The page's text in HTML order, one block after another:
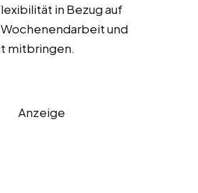
in Bezug auf
und
mitbringen.
Anzeige